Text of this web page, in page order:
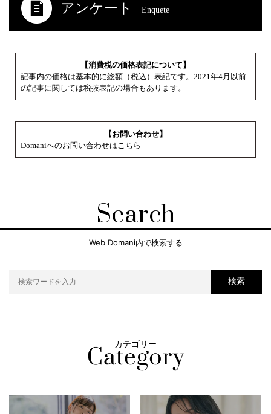
アンケート Enquete
【消費税の価格表記について】
記事内の価格は基本的に総額（税込）表記です。2021年4月以前
の記事に関しては税抜表記の場合もあります。
【お問い合わせ】
Domaniへのお問い合わせはこちら
Search
Web Domani内で検索する
検索
カテゴリー